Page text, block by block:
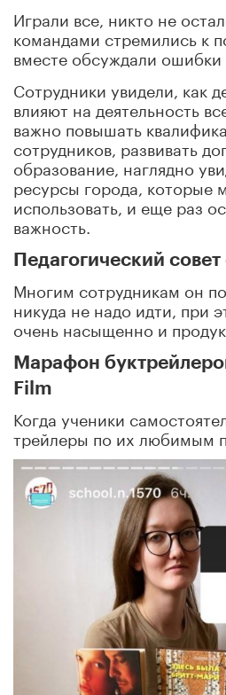
Играли все, никто не
командами стремились к
вместе обсуждали ошибки
Сотрудники увидели, как
влияют на деятельность
важно повышать
сотрудников, развивать
образование, наглядно
ресурсы города,
использовать, и еще раз
важность.
Педагогический
Многим сотрудникам он
никуда не надо идти, при
очень насыщенно и
Марафон
Film
Когда ученики
трейлеры по их любимым